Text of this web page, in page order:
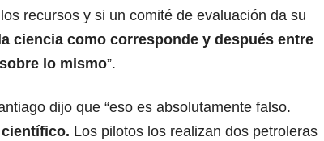
recursos y si un comité de evaluación da su
ciencia como corresponde y después entre
lo mismo”.
dijo que “eso es absolutamente falso.
Los pilotos los realizan dos petroleras